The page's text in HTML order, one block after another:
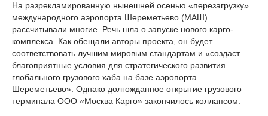
На разрекламированную нынешней осенью «перезагрузку»
международного аэропорта Шереметьево (МАШ)
рассчитывали многие. Речь шла о запуске нового карго-
комплекса. Как обещали авторы проекта, он будет
соответствовать лучшим мировым стандартам и «создаст
благоприятные условия для стратегического развития
глобального грузового хаба на базе аэропорта
Шереметьево». Однако долгожданное открытие грузового
терминала ООО «Москва Карго» закончилось коллапсом.